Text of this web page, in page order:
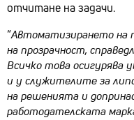
отчитане на задачи.
“Автоматизирането на
на прозрачност,
Всичко това осигурява
и у служителите за
на решенията и
работодателската